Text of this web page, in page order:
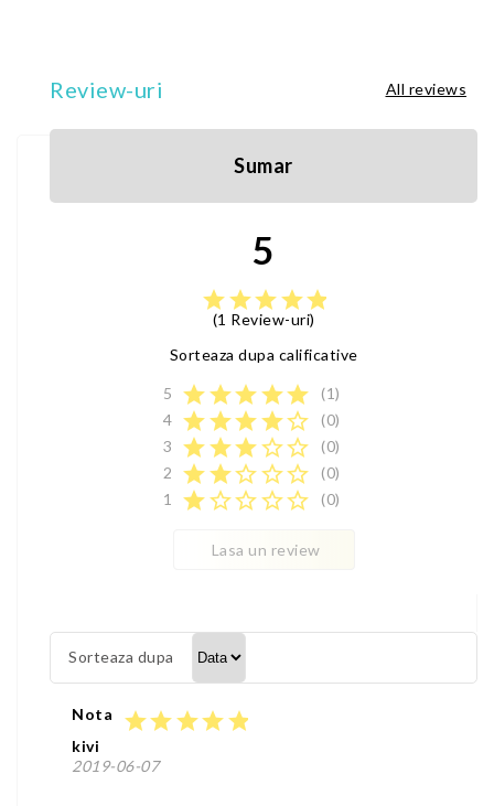
Review-uri All reviews
Sumar
5
starstarstarstarstar
(1 Review-uri)
Sorteaza dupa calificative
5 starstarstarstarstar
(1)
4 starstarstarstarstar_border
(0)
3
starstarstarstar_borderstar_border
(0)
2
starstarstar_borderstar_borderstar_border
(0)
1
starstar_borderstar_borderstar_borderstar_border (0)
Lasa un review
Sorteaza dupa
Nota starstarstarstarstar
kivi
2019-06-07